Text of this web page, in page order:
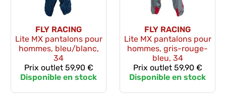
FLY RACING
Lite MX pantalons pour
hommes, bleu/blanc,
34
Prix outlet59,90 €
Disponible en stock
FLY RACING
Lite MX pantalons pour
hommes, gris-rouge-
bleu, 34
Prix outlet59,90 €
Disponible en stock